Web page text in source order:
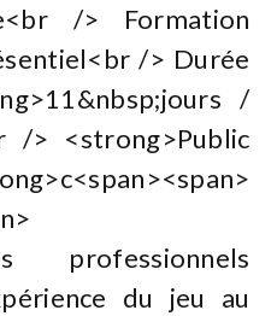
/> Formation
/> Durée
/
/> <strong>Public
professionnels
du jeu au